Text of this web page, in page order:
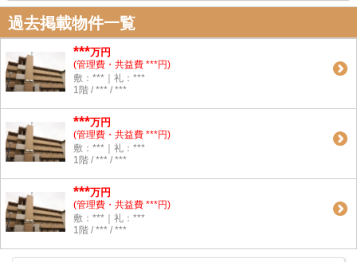
過去掲載物件一覧
***万円
(管理費・共益費 ***円)
敷：***｜礼：***
1階 / *** / ***
***万円
(管理費・共益費 ***円)
敷：***｜礼：***
1階 / *** / ***
***万円
(管理費・共益費 ***円)
敷：***｜礼：***
1階 / *** / ***